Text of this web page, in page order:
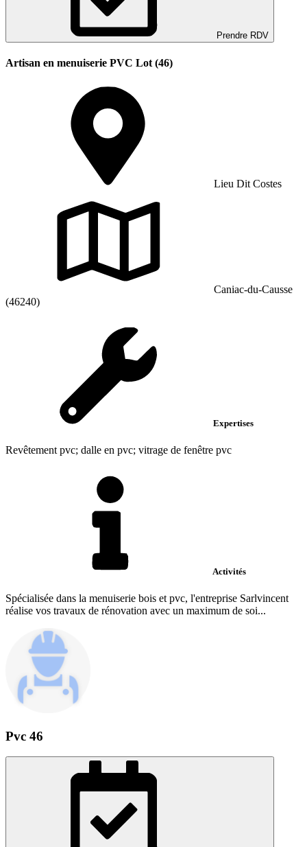
Prendre RDV
Artisan en menuiserie PVC Lot (46)
Lieu Dit Costes
Caniac-du-Causse
(46240)
Expertises
Revêtement pvc; dalle en pvc; vitrage de fenêtre pvc
Activités
Spécialisée dans la menuiserie bois et pvc, l'entreprise Sarlvincent
réalise vos travaux de rénovation avec un maximum de soi...
Pvc 46